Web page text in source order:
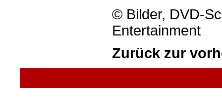
© Bilder, DVD-
Entertainment
Zurück zur